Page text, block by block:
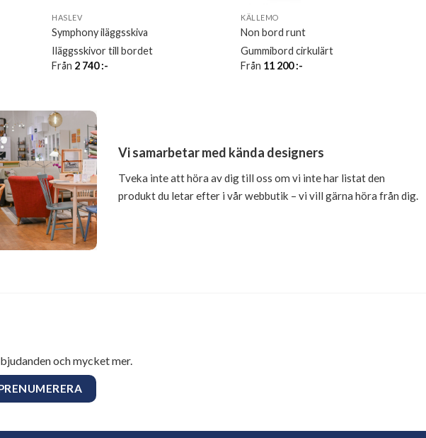
HASLEV
Symphony iläggsskiva
Iläggsskivor till bordet
Från 2 740:-
KÄLLEMO
Non bord runt
Gummibord cirkulärt
Från 11 200:-
Vi samarbetar med kända designers
Tveka inte att höra av dig till oss om vi inte har listat den
produkt du letar efter i vår webbutik – vi vill gärna höra från dig.
och mycket mer.